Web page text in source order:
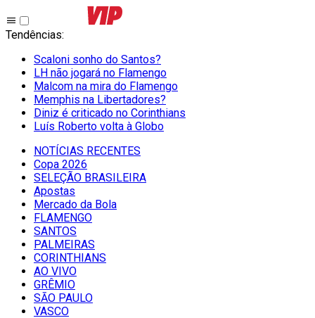
Tendências:
Scaloni sonho do Santos?
LH não jogará no Flamengo
Malcom na mira do Flamengo
Memphis na Libertadores?
Diniz é criticado no Corinthians
Luís Roberto volta à Globo
NOTÍCIAS RECENTES
Copa 2026
SELEÇÃO BRASILEIRA
Apostas
Mercado da Bola
FLAMENGO
SANTOS
PALMEIRAS
CORINTHIANS
AO VIVO
GRÊMIO
SĀO PAULO
VASCO